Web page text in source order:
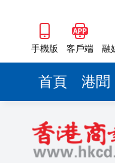
手機版 客戶端 融
首頁 港聞